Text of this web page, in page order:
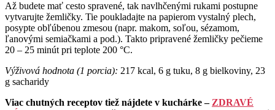
Až budete mať cesto spravené, tak navlhčenými rukami postupne
vytvarujte žemličky. Tie poukladajte na papierom vystalný plech,
posypte obľúbenou zmesou (napr. makom, soľou, sézamom,
ľanovými semiačkami a pod.). Takto pripravené žemličky pečieme
20 – 25 minút pri teplote 200 °C.
Výživová hodnota (1 porcia): 217 kcal, 6 g tuku, 8 g bielkoviny, 23
g sacharidy
Viac chutných receptov tiež nájdete v kuchárke – ZDRAVÉ